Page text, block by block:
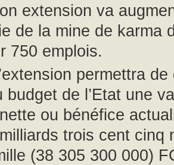
extension va
de la mine de karma
750 emplois.
permettra de
budget de l’Etat une
ou bénéfice
trois cent cinq
(38 305 300 000)